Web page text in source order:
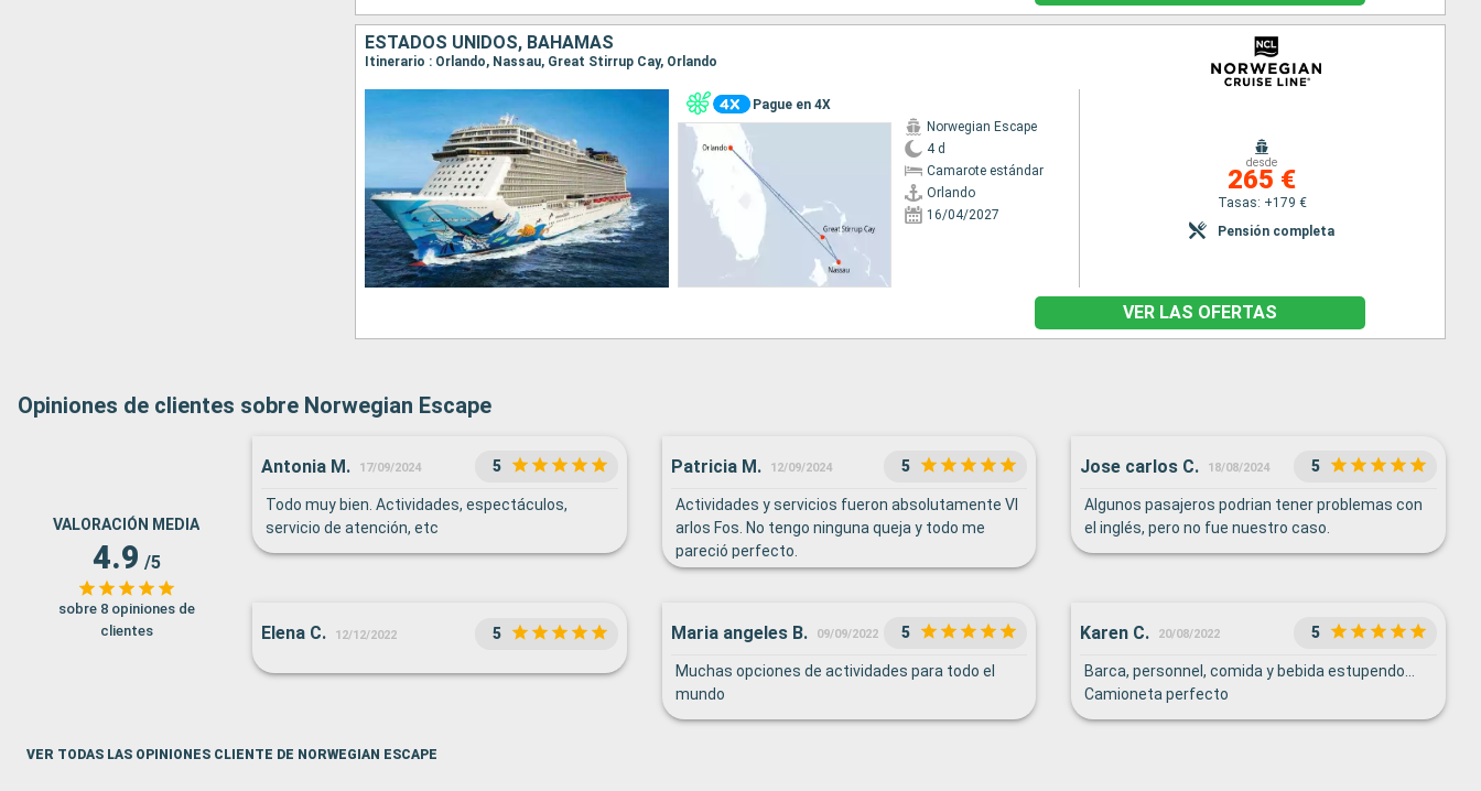
ESTADOS UNIDOS, BAHAMAS
Itinerario : Orlando, Nassau, Great Stirrup Cay, Orlando
Pague en 4X
Norwegian Escape
4 d
Camarote estándar
Orlando
16/04/2027
desde
265 €
Tasas: +179 €
Pensión completa
VER LAS OFERTAS
Opiniones de clientes sobre Norwegian Escape
VALORACIÓN MEDIA
4.9 /5
sobre 8 opiniones de
clientes
Antonia M. 17/09/2024 5
Todo muy bien. Actividades, espectáculos,
servicio de atención, etc
Patricia M. 12/09/2024 5
Actividades y servicios fueron absolutamente Vl
arlos Fos. No tengo ninguna queja y todo me
pareció perfecto.
Jose carlos C. 18/08/2024 5
Algunos pasajeros podrian tener problemas con
el inglés, pero no fue nuestro caso.
Elena C. 12/12/2022 5 Maria angeles B. 09/09/2022 5
Muchas opciones de actividades para todo el
mundo
Karen C. 20/08/2022 5
Barca, personnel, comida y bebida estupendo...
Camioneta perfecto
VER TODAS LAS OPINIONES CLIENTE DE NORWEGIAN ESCAPE